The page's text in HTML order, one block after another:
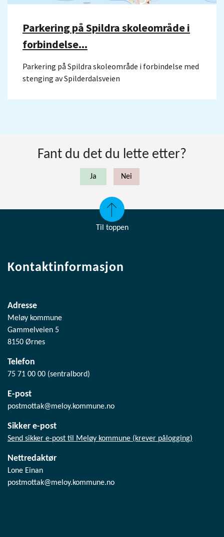
Parkering på Spildra skoleområde i
forbindelse...
Parkering på Spildra skoleområde i forbindelse med
stenging av Spilderdalsveien
Fant du det du lette etter?
Til toppen
Kontaktinformasjon
Adresse
Meløy kommune
Gammelveien 5
8150 Ørnes
Telefon
75 71 00 00 (sentralbord)
E-post
postmottak@meloy.kommune.no
Sikker e-post
Send sikker e-post til Meløy kommune (krever pålogging)
Nettredaktør
Lone Einan
postmottak@meloy.kommune.no